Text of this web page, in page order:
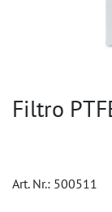
Filtro
Art. Nr.: 500511